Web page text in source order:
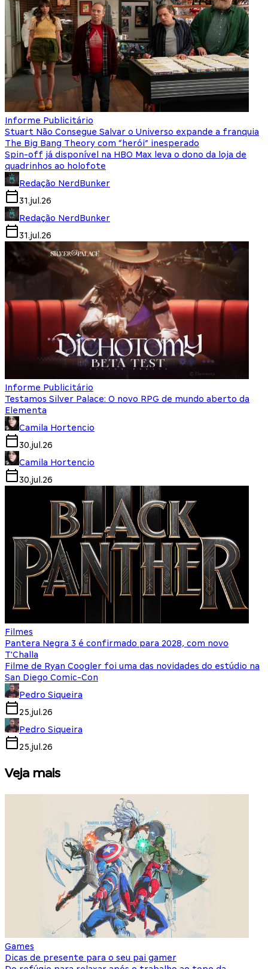
Informe Publicitário
Stuart Não Consegue Salvar o Universo expande a franquia
The Big Bang Theory com “herói” inesperado
Spin-off já disponível na HBO Max leva o dono da loja de
quadrinhos ao holofote
Redação NerdBunker
31.jul.26
Redação NerdBunker
31.jul.26
Informe Publicitário
Testamos Silver Palace: O novo RPG de mundo aberto da
Elementa
Camila Hortencio
30.jul.26
Camila Hortencio
30.jul.26
Filmes
Pantera Negra 3 é confirmado para 2028, com novo
T'Challa
Filme de Ryan Coogler foi uma das novidades do estúdio na
San Diego Comic-Con
Pedro Siqueira
25.jul.26
Pedro Siqueira
25.jul.26
Veja mais
Games
Dicas de presente para o seu pai gamer